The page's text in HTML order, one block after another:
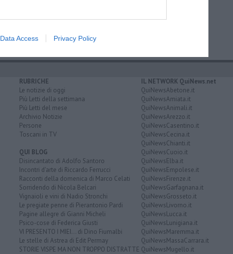
Data Access Privacy Policy
RUBRICHE
Le notizie di oggi
Più Letti della settimana
Più Letti del mese
Archivio Notizie
Persone
Toscani in TV
QUI BLOG
Disincantato di Adolfo Santoro
Incontri d'arte di Riccardo Ferrucci
Racconti della domenica di Marco Celati
Sorridendo di Nicola Belcari
Vignaioli e vini di Nadio Stronchi
Le pregiate penne di Pierantonio Pardi
Pagine allegre di Gianni Micheli
Psico-cose di Federica Giusti
VI PRESENTO I MIEI... di Dino Fiumalbi
Le stelle di Astrea di Edit Permay
STORIE VISPE MA NON TROPPO DISTRATTE
IL NETWORK QuiNews.net
QuiNewsAbetone.it
QuiNewsAmiata.it
QuiNewsAnimali.it
QuiNewsArezzo.it
QuiNewsCasentino.it
QuiNewsCecina.it
QuiNewsChianti.it
QuiNewsCuoio.it
QuiNewsElba.it
QuiNewsEmpolese.it
QuiNewsFirenze.it
QuiNewsGarfagnana.it
QuiNewsGrosseto.it
QuiNewsLivorno.it
QuiNewsLucca.it
QuiNewsLunigiana.it
QuiNewsMaremma.it
QuiNewsMassaCarrara.it
QuiNewsMugello.it